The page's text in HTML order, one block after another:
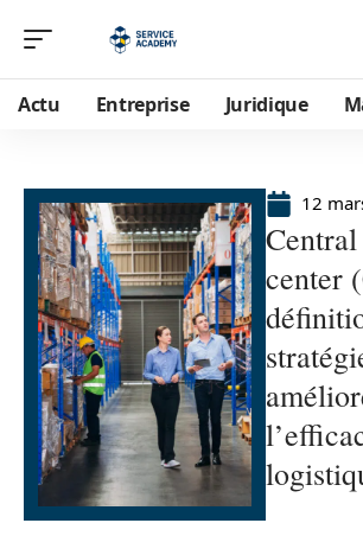
Actu Entreprise Juridique
12
center